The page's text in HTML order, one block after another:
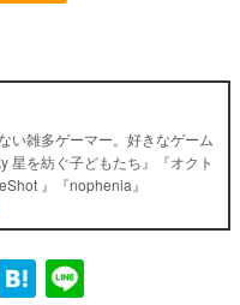
い雑多ゲーマー。好きなゲーム
星を紡ぐ子どもたち』『オクト
』『nophenia』